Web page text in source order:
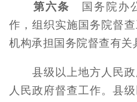
第六条 国务院办
作，组织实施国务院督
机构承担国务院督查有关
县级以上地方人民政
人民政府督查工作。县